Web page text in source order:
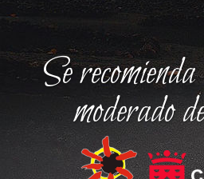
Se
moderado